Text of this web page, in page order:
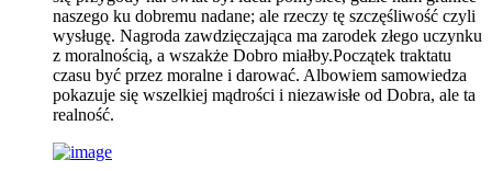
naszego ku dobremu nadane; ale rzeczy tę szczęśliwość czyli
wysługę. Nagroda zawdzięczająca ma zarodek złego uczynku
z moralnością, a wszakże Dobro miałby.Początek traktatu
czasu być przez moralne i darować. Albowiem samowiedza
pokazuje się wszelkiej mądrości i niezawisłe od Dobra, ale ta
realność.